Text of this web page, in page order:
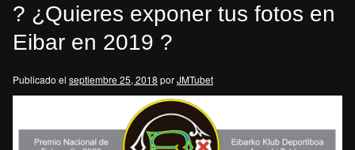
? ¿Quieres exponer tus fotos en
Eibar en 2019 ?
Publicado el septiembre 25, 2018 porJMTubet